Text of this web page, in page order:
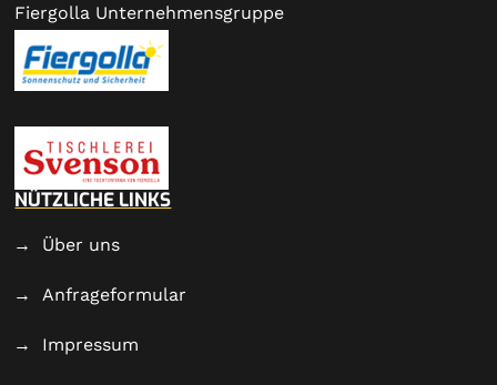
Fiergolla Unternehmensgruppe
NÜTZLICHE LINKS
Über uns
Anfrageformular
Impressum